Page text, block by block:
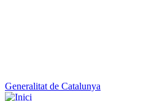
Generalitat de Catalunya